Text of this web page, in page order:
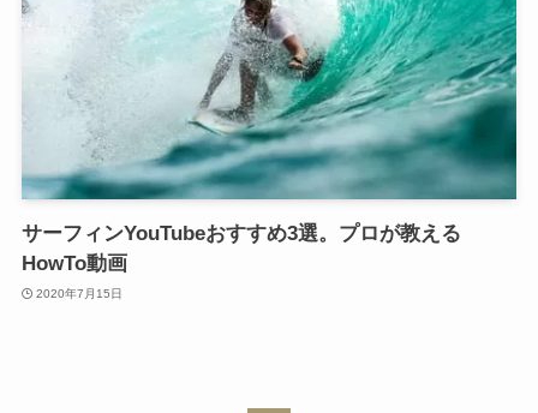
サーフィンYouTubeおすすめ3選。プロが教える
HowTo動画
2020年7月15日